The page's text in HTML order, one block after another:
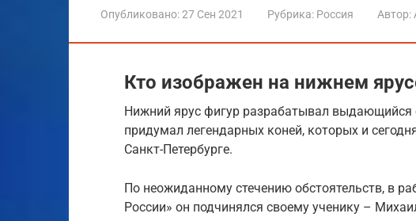
Опубликовано:27 Сен 2021 Рубрика: Россия Автор:
Кто изображен на нижнем
Нижний ярус фигур разрабатывал выдающийся
придумал легендарных коней, которых и
Санкт-Петербурге.
По неожиданному стечению обстоятельств, в
России» он подчинялся своему ученику –